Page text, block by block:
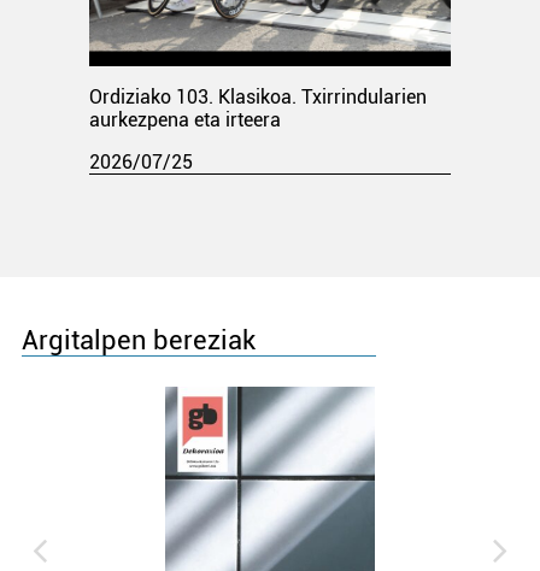
Ordiziako 103. Klasikoa. Txirrindularien
aurkezpena eta irteera
2026/07/25
Argitalpen bereziak